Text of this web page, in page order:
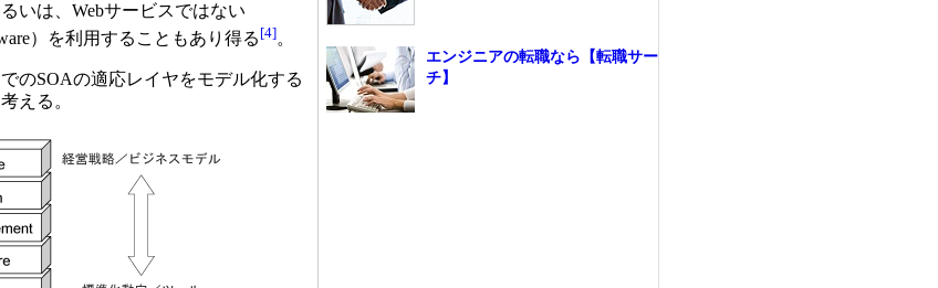
いは、Webサービスではない
）を利用することもあり得る [4]。
のSOAの適応レイヤをモデル化する
える。
エンジニアの転職なら【転職サー
チ】